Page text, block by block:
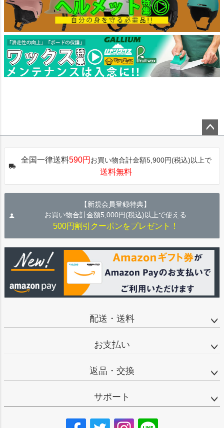
ップ
全国一律送料590円 お買い物合計金額5,900円(税込)以上で
送料無料
【新規会員登録特典】
お買い物合計金額5,000円(税込)以上で使える
500円割引クーポンをプレゼント！
配送・送料
お支払い
返品・交換
サポート